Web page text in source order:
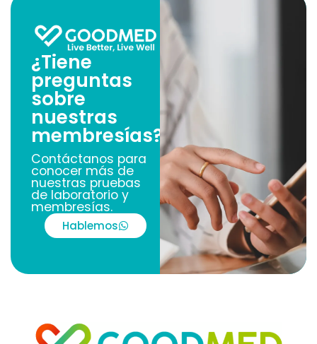
¿Tiene
preguntas
sobre
nuestras
membresías?
Contáctanos para
conocer más de
nuestras pruebas
de laboratorio y
membresías.
Hablemos